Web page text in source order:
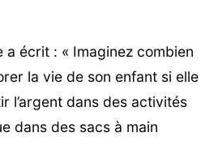
a écrit : « Imaginez combien
la vie de son enfant si elle
l’argent dans des activités
dans des sacs à main